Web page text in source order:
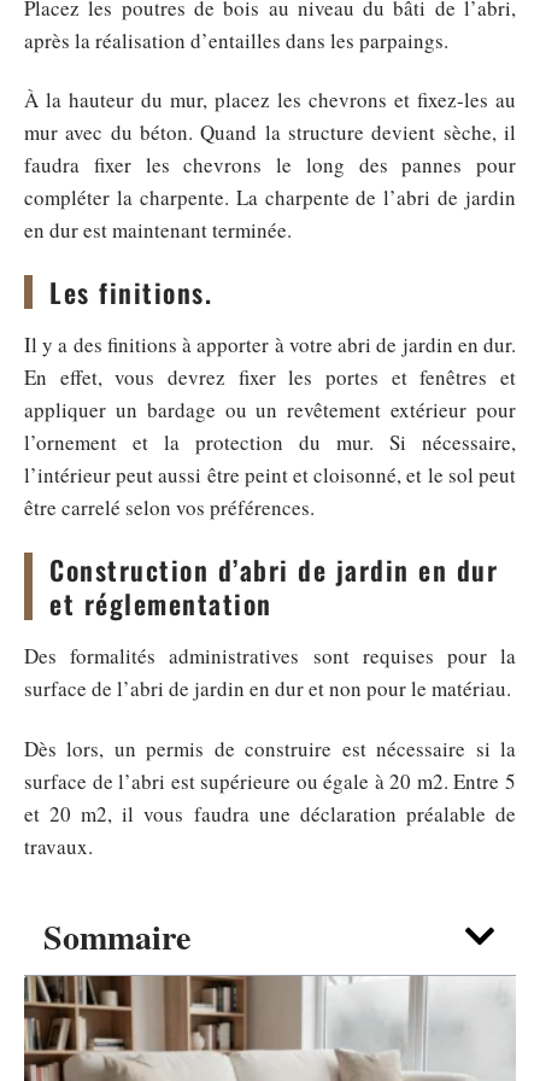
Sommaire
Placez les poutres de bois au niveau du bâti de l’abri,
après la réalisation d’entailles dans les parpaings.
À la hauteur du mur, placez les chevrons et fixez-les au
mur avec du béton. Quand la structure devient sèche, il
faudra fixer les chevrons le long des pannes pour
compléter la charpente. La charpente de l’abri de jardin
en dur est maintenant terminée.
Les finitions.
Il y a des finitions à apporter à votre abri de jardin en dur.
En effet, vous devrez fixer les portes et fenêtres et
appliquer un bardage ou un revêtement extérieur pour
l’ornement et la protection du mur. Si nécessaire,
l’intérieur peut aussi être peint et cloisonné, et le sol peut
être carrelé selon vos préférences.
Construction d’abri de jardin en dur
et réglementation
Des formalités administratives sont requises pour la
surface de l’abri de jardin en dur et non pour le matériau.
Dès lors, un permis de construire est nécessaire si la
surface de l’abri est supérieure ou égale à 20 m2. Entre 5
et 20 m2, il vous faudra une déclaration préalable de
travaux.